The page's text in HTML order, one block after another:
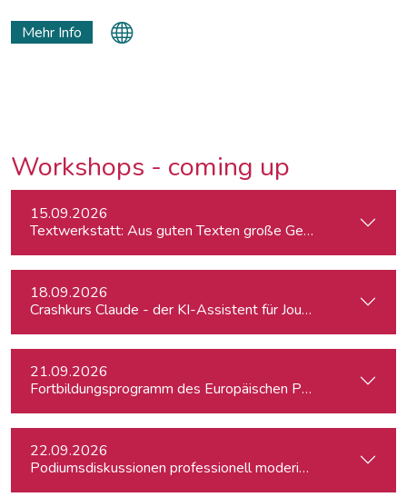
wie Gruner+Jahr. Seit zehn Jahren unterrichtet er Storytelling.
Mehr Info
Workshops - coming up
15.09.2026
Textwerkstatt: Aus guten Texten große Geschichten
18.09.2026
Crashkurs Claude - der KI-Assistent für Journalist:innen
21.09.2026
Fortbildungsprogramm des Europäischen Parlaments für
22.09.2026
Podiumsdiskussionen professionell moderieren